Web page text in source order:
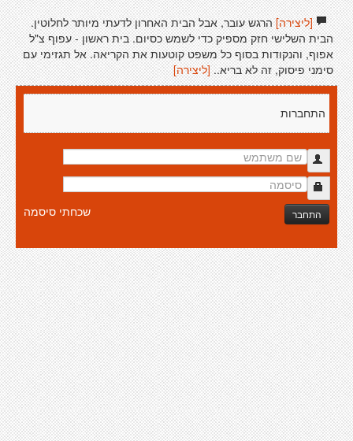
[ליצירה]הרגש עובר, אבל הבית האחרון לדעתי מיותר לחלוטין.
הבית השלישי חזק מספיק כדי לשמש כסיום. בית ראשון - עפוף צ"ל
אפוף, והנקודות בסוף כל משפט קוטעות את הקריאה. אל תגזימי עם
סימני פיסוק, זה לא בריא..[ליצירה]
התחברות
התחבר שכחתי סיסמה